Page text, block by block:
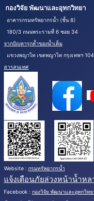
กองวิจัย พัฒนาและอุท
อาคารกรมทรัพยากรน้
180/3 ถนนพระรามที่ 6
จากปัญหารุกล้ำของน้ำเค็ม
แขวงพญาไท เขตพญาไท กรุง
สารสนเทศ
Website : กรมทรัพยากรน้ำ ด
แจ้งเตือนภัยล่วงหน้าน้ำห
Facebook : กองวิจัย พัฒนาและอุทกวิทย